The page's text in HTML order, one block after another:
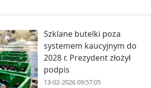
Szklane butelki poza
systemem kaucyjnym do
2028 r. Prezydent złożył
podpis
13-02-2026 09:57:05